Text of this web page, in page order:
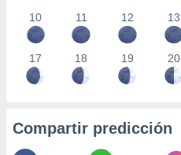
10 11 12 13
17 18 19 20
Compartir predicción